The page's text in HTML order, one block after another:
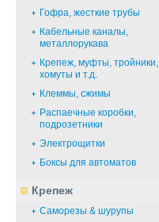
Гофра, жесткие трубы
Кабельные каналы,
металлорукава
Крепеж, муфты, тройники,
хомуты и т.д.
Клеммы, сжимы
Распаечные коробки,
подрозетники
Электрощитки
Боксы для автоматов
Крепеж
Саморезы & шурупы